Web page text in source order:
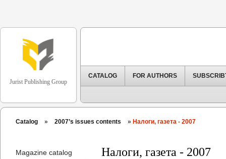
Jurist Publishing Group
CATALOG FOR AUTHORS
Catalog » 2007’s issues contents » Налоги, газета - 2007
Magazine catalog
Налоги, газета - 2007